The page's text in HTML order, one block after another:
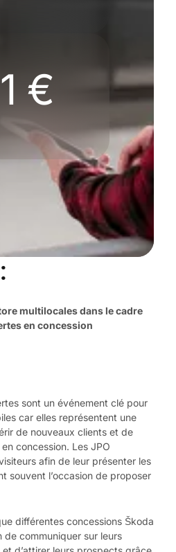
€
multilocales dans le cadre
en concession
sont un événement clé pour
car elles représentent une
de nouveaux clients et de
concession. Les JPO
afin de leur présenter les
souvent l’occasion de proposer
différentes concessions Škoda
communiquer sur leurs